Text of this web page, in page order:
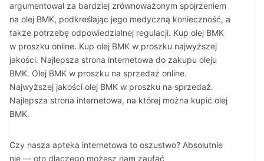
argumentował za bardziej zrównoważonym spojrzeniem
na olej BMK, podkreślając jego medyczną konieczność, a
także potrzebę odpowiedzialnej regulacji. Kup olej BMK
w proszku online. Kup olej BMK w proszku najwyższej
jakości. Najlepsza strona internetowa do zakupu oleju
BMK. Olej BMK w proszku na sprzedaż online.
Najwyższej jakości olej BMK w proszku na sprzedaż.
Najlepsza strona internetowa, na której można kupić olej
BMK.
Czy nasza apteka internetowa to oszustwo? Absolutnie
nie — oto dlaczego możesz nam zaufać